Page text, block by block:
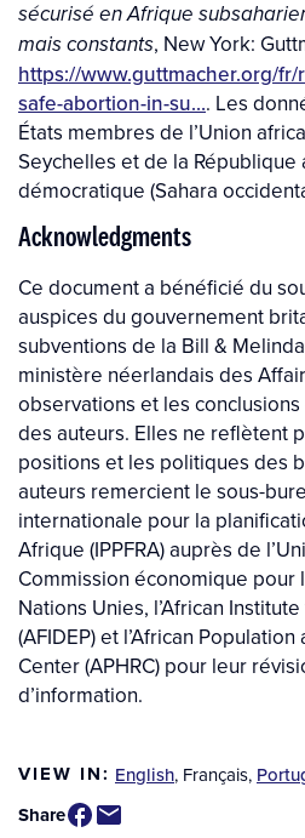
sécurisé en Afrique
mais constants, New York:
https://www.guttmacher.org/
safe-abortion-in-su…. Les
États membres de l’Union
Seychelles et de la République
démocratique (Sahara
Acknowledgments
Ce document a bénéficié du
auspices du gouvernement
subventions de la Bill &
ministère néerlandais des
observations et les
des auteurs. Elles ne reflètent
positions et les politiques des
auteurs remercient le sous-
internationale pour la
Afrique (IPPFRA) auprès de
Commission économique pour
Nations Unies, l’African
(AFIDEP) et l’African
Center (APHRC) pour leur
d’information.
VIEW IN: English, Français,
Share